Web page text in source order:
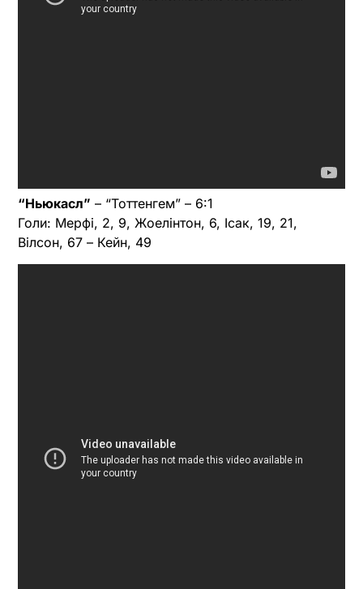
“Ньюкасл” – “Тоттенгем” – 6:1
Голи: Мерфі, 2, 9, Жоелінтон, 6, Ісак, 19, 21,
Вілсон, 67 – Кейн, 49